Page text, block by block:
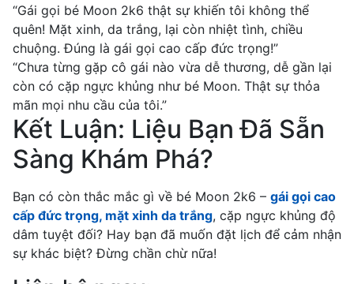
“Gái gọi bé Moon 2k6 thật sự khiến tôi không thể
quên! Mặt xinh, da trắng, lại còn nhiệt tình, chiều
chuộng. Đúng là gái gọi cao cấp đức trọng!”
“Chưa từng gặp cô gái nào vừa dễ thương, dễ gần lại
còn có cặp ngực khủng như bé Moon. Thật sự thỏa
mãn mọi nhu cầu của tôi.”
Kết Luận: Liệu Bạn Đã Sẵn
Sàng Khám Phá?
Bạn có còn thắc mắc gì về bé Moon 2k6 – gái gọi cao
cấp đức trọng, mặt xinh da trắng, cặp ngực khủng độ
dâm tuyệt đối? Hay bạn đã muốn đặt lịch để cảm nhận
sự khác biệt? Đừng chần chừ nữa!